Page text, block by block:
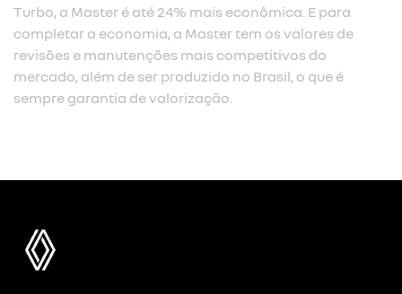
Turbo, a Master é até 24% mais econômica. E para
completar a economia, a Master tem os valores de
revisões e manutenções mais competitivos do
mercado, além de ser produzido no Brasil, o que é
sempre garantia de valorização.